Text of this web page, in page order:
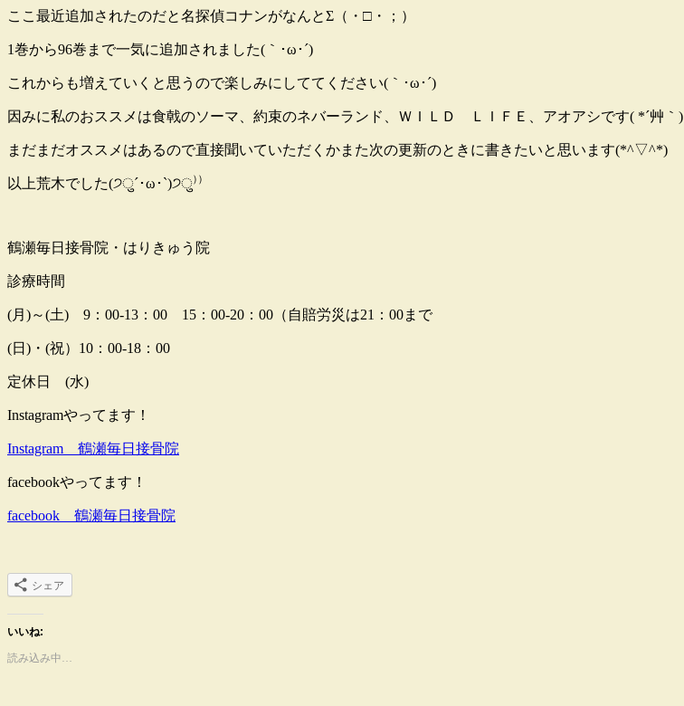
ここ最近追加されたのだと名探偵コナンがなんとΣ（・□・；）
1巻から96巻まで一気に追加されました(｀･ω･´)
これからも増えていくと思うので楽しみにしててください(｀･ω･´)
因みに私のおススメは食戟のソーマ、約束のネバーランド、ＷＩＬＤ ＬＩＦＥ、アオアシです( *´艸｀)
まだまだオススメはあるので直接聞いていただくかまた次の更新のときに書きたいと思います(*^▽^*)
以上荒木でした(੭ु´･ω･`)੭ु⁾⁾
鶴瀬毎日接骨院・はりきゅう院
診療時間
(月)～(土) 9：00-13：00 15：00-20：00（自賠労災は21：00まで
(日)・(祝）10：00-18：00
定休日 (水)
Instagramやってます！
Instagram 鶴瀬毎日接骨院
facebookやってます！
facebook 鶴瀬毎日接骨院
シェア
いいね:
読み込み中…